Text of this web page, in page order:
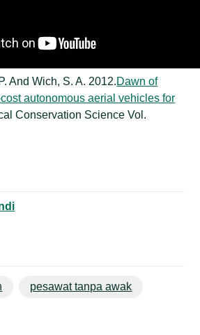
And Wich, S. A. 2012.Dawn of
autonomous aerial vehicles for
Conservation Science Vol.
pesawat tanpa awak